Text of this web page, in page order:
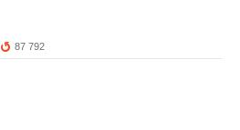
87 792